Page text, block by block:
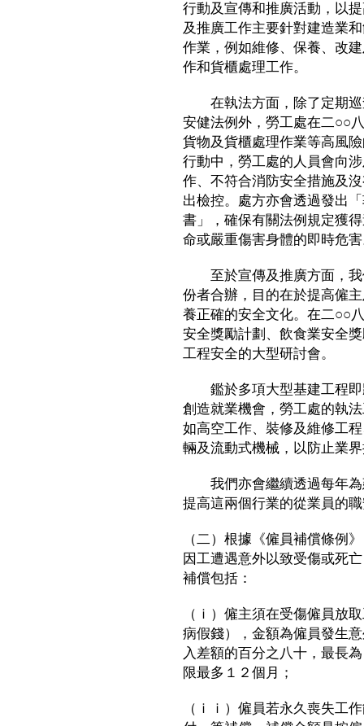
行動及宣傳和推廣活動，以
及推廣工作主要針對建造業
作業，例如維修、保養、改
作和貨櫃處理工作。
在執法方面，除了定期巡
安健法例外，勞工處在二○○
貨物及貨櫃處理作業等高風
行動中，勞工處的人員會向
作、不符合消防安全措施及
出檢控。處方亦會透過發出
書」，確保有關法例規定獲
命或嚴重傷害身體的即時危
至於宣傳及推廣方面，我
份者合辦，目的在於提高僱
養正確的安全文化。在二○○
安全獎勵計劃、飲食業安全
工程安全的大型研討會。
鑑於多項大型基建工程即
創造就業機會，勞工處的執
如高空工作、裝修及維修工
輛及流動式機械，以防止業
我們亦會繼續透過每年為
提高這兩個行業的從業員的
（二）根據《僱員補償條例
因工遭遇意外以致受傷或死
補償包括：
（ｉ）僱主須在受傷僱員放
病假錢），金額為僱員發生
入差額的百分之八十，最長
限最多１２個月；
（ｉｉ）僱員若永久喪失工